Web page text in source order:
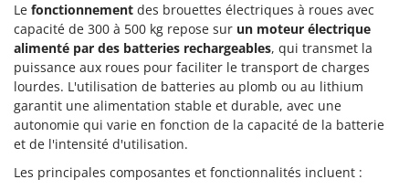
Trotec
Troy-Bilt
U
Udor
Unger
V
Verdemax
Le fonctionnement des brouettes électriques à roues avec
capacité de 300 à 500 kg repose sur un moteur électrique
alimenté par des batteries rechargeables, qui transmet la
puissance aux roues pour faciliter le transport de charges
lourdes. L'utilisation de batteries au plomb ou au lithium
garantit une alimentation stable et durable, avec une
autonomie qui varie en fonction de la capacité de la batterie
et de l'intensité d'utilisation.
Les principales composantes et fonctionnalités incluent :